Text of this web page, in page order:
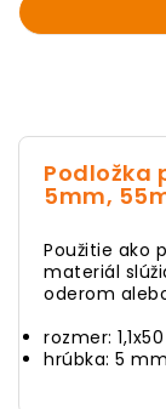
Podložka
5mm,
Použitie ako
materiál
oderom
rozmer:
hrúbka: 5 mm